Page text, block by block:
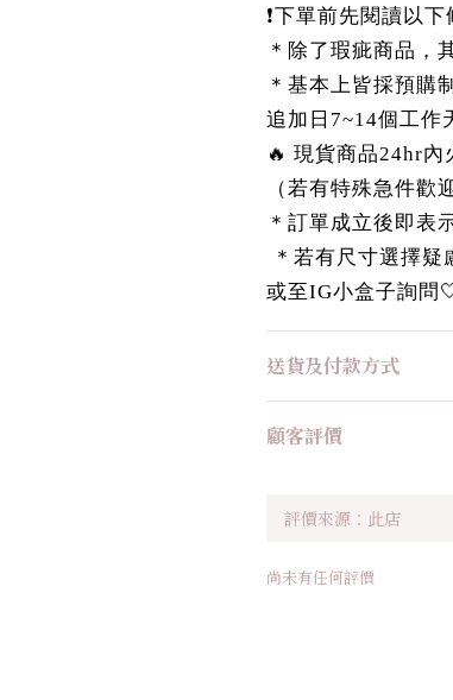
❗️下單前先閱讀以下
＊除了瑕疵商品，
＊基本上皆採預購制
追加日7~14個工作
🔥 現貨商品24hr內
（若有特殊急件歡
＊訂單成立後即表
＊若有尺寸選擇疑
或至IG小盒子詢問
送貨及付款方式
顧客評價
尚未有任何評價